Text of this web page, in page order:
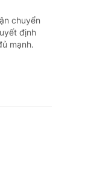
chuyển
định
mạnh.